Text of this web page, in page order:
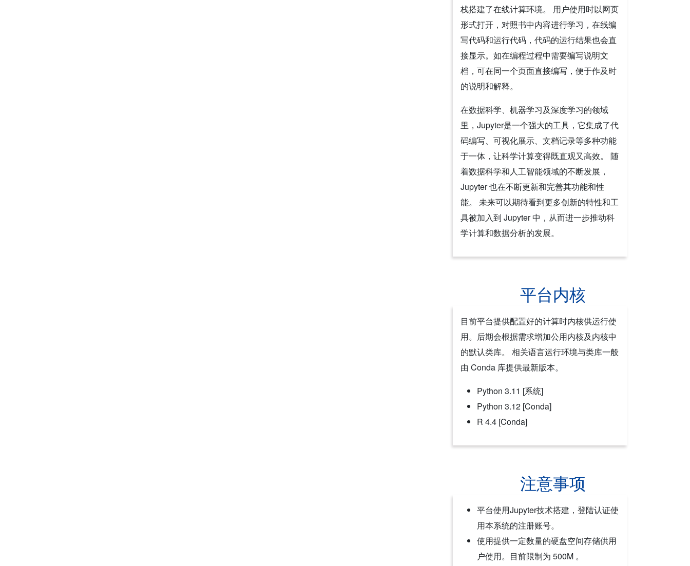
栈搭建了在线计算环境。 用户使用时以网页
形式打开，对照书中内容进行学习，在线编
写代码和运行代码，代码的运行结果也会直
接显示。如在编程过程中需要编写说明文
档，可在同一个页面直接编写，便于作及时
的说明和解释。
在数据科学、机器学习及深度学习的领域
里，Jupyter是一个强大的工具，它集成了代
码编写、可视化展示、文档记录等多种功能
于一体，让科学计算变得既直观又高效。 随
着数据科学和人工智能领域的不断发展，
Jupyter 也在不断更新和完善其功能和性
能。 未来可以期待看到更多创新的特性和工
具被加入到 Jupyter 中，从而进一步推动科
学计算和数据分析的发展。
平台内核
目前平台提供配置好的计算时内核供运行使
用。后期会根据需求增加公用内核及内核中
的默认类库。 相关语言运行环境与类库一般
由 Conda 库提供最新版本。
Python 3.11 [系统]
Python 3.12 [Conda]
R 4.4 [Conda]
注意事项
平台使用Jupyter技术搭建，登陆认证使
用本系统的注册账号。
使用提供一定数量的硬盘空间存储供用
户使用。目前限制为 500M 。